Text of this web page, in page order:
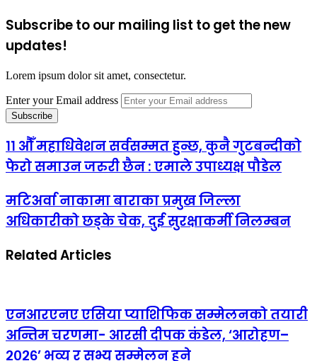
Subscribe to our mailing list to get the new
updates!
Lorem ipsum dolor sit amet, consectetur.
Enter your Email address
११ औँ महाधिवेशन सर्वसम्मत हुन्छ, कुनै गुटबन्दीको
फेरो समाउन जरुरी छैन : एमाले उपाध्यक्ष पौडेल
मटिअर्वा नाकामा बाराका प्रमुख जिल्ला
अधिकारीको छड्के चेक, दुई सुरक्षाकर्मी निलम्बन
Related Articles
एनआरएनए एसिया प्याशिफिक सम्मेलनको तयारी
अन्तिम चरणमा- आरसी दीपक कंडेल, ‘आरोहण–
२०२६’ भव्य र सभ्य सम्मेलन हुने